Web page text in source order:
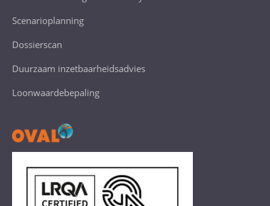
Scenarioplanning
Dossierscan
Duurzaam inzetbaarheidsadvies
Loonwaardebepaling